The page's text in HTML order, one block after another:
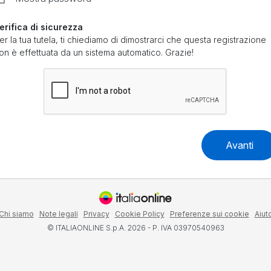
di sicurezza
la tua tutela, ti chiediamo di dimostrarci che questa registrazione
è effettuata da un sistema automatico. Grazie!
Avanti
Chi siamo Note legali Privacy Cookie Policy Preferenze sui cookie
© ITALIAONLINE S.p.A. 2026 - P. IVA 03970540963